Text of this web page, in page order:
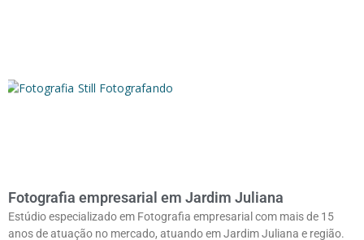
Fotografia empresarial em Jardim Juliana
Estúdio especializado em Fotografia empresarial com mais de 15
anos de atuação no mercado, atuando em Jardim Juliana e região.